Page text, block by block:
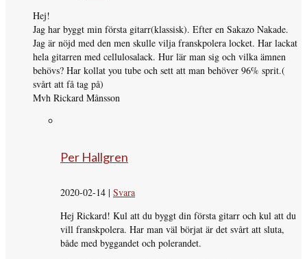
Hej!
Jag har byggt min första gitarr(klassisk). Efter en Sakazo Nakade.
Jag är nöjd med den men skulle vilja franskpolera locket. Har lackat
hela gitarren med cellulosalack. Hur lär man sig och vilka ämnen
behövs? Har kollat you tube och sett att man behöver 96% sprit.(
svårt att få tag på)
Mvh Rickard Månsson
Per Hallgren
2020-02-14 | Svara
Hej Rickard! Kul att du byggt din första gitarr och kul att du
vill franskpolera. Har man väl börjat är det svårt att sluta,
både med byggandet och polerandet.